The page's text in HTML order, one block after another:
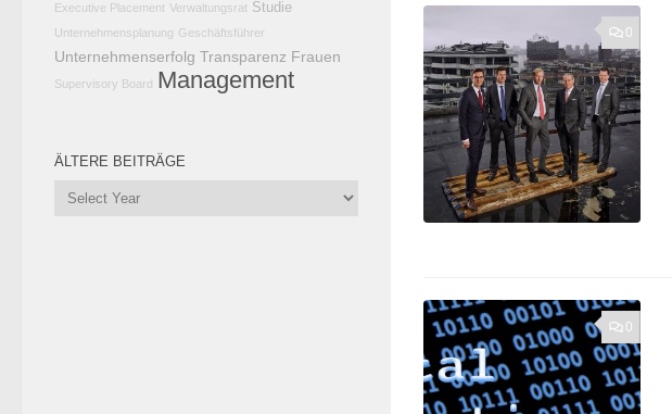
0
0
Executive Placement Verwaltungsrat Studie
Unternehmensplanung Geschäftsführer
Unternehmenserfolg Transparenz Frauen
Supervisory Board Management
ÄLTERE BEITRÄGE